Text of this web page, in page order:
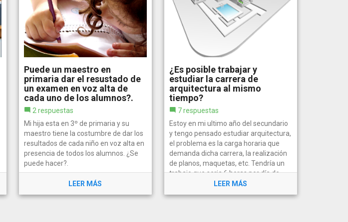
LEER MÁS
Puede un maestro en
primaria dar el resustado de
un examen en voz alta de
cada uno de los alumnos?.
2 respuestas
Mi hija esta en 3º de primaria y su
maestro tiene la costumbre de dar los
resultados de cada niño en voz alta en
presencia de todos los alumnos. ¿Se
puede hacer?.
LEER MÁS
¿Es posible trabajar y
estudiar la carrera de
arquitectura al mismo
tiempo?
7 respuestas
Estoy en mi ultimo año del secundario
y tengo pensado estudiar arquitectura,
el problema es la carga horaria que
demanda dicha carrera, la realización
de planos, maquetas, etc. Tendría un
trabajo que seria 6 horas por día de
lunes a viernes, sin...